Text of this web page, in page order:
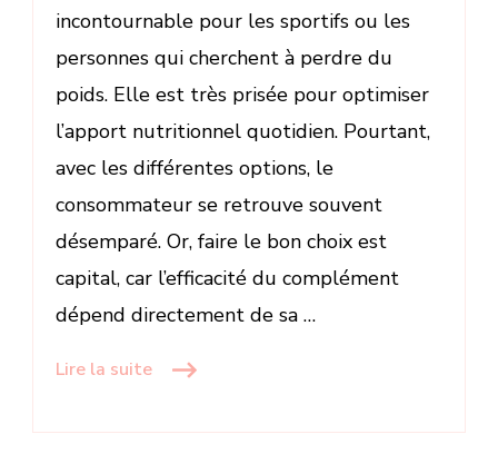
incontournable pour les sportifs ou les
personnes qui cherchent à perdre du
poids. Elle est très prisée pour optimiser
l’apport nutritionnel quotidien. Pourtant,
avec les différentes options, le
consommateur se retrouve souvent
désemparé. Or, faire le bon choix est
capital, car l’efficacité du complément
dépend directement de sa …
Lire la suite